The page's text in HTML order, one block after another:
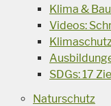
Klima &
Videos:
SDGs: 17
Naturschutz